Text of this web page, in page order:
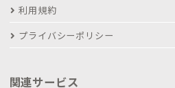
利用規約
プライバシーポリシー
関連サービス